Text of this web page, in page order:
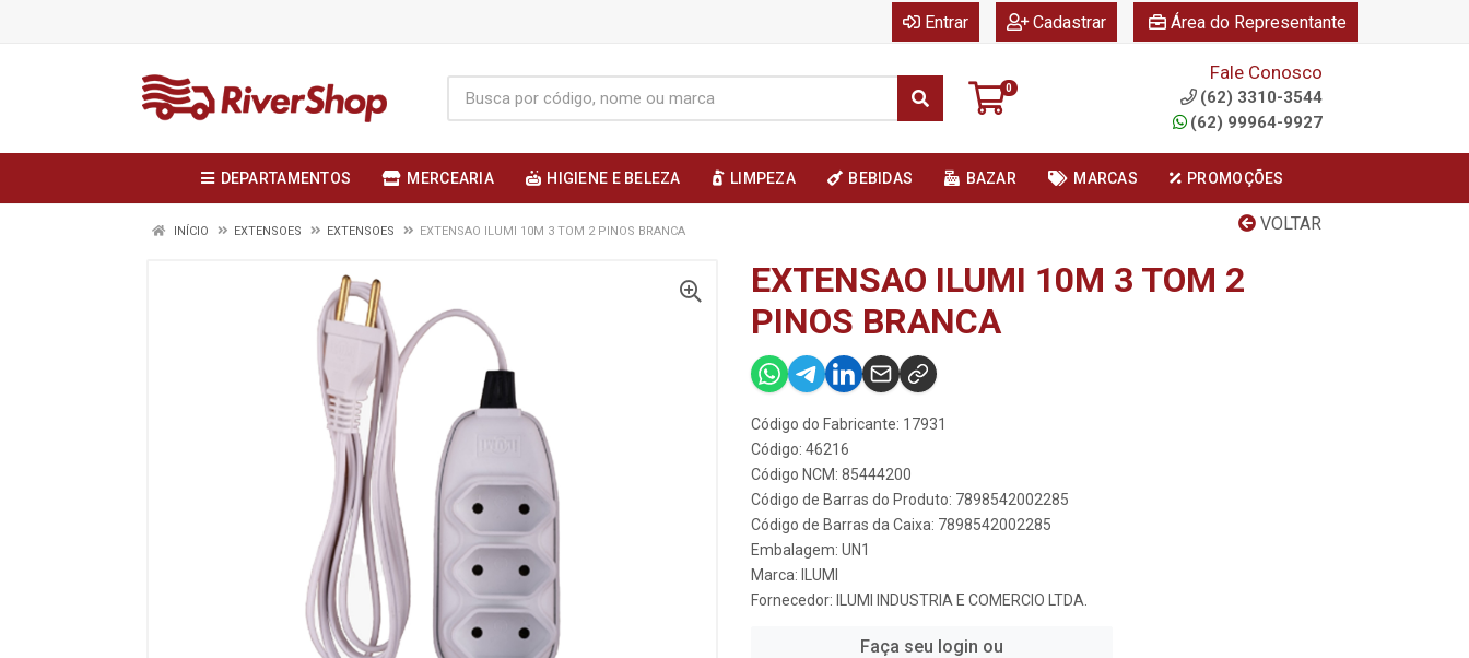
Entrar Cadastrar Área do Representante
0
Fale Conosco
(62) 3310-3544
(62) 99964-9927
DEPARTAMENTOS MERCEARIA HIGIENE E BELEZA LIMPEZA BEBIDAS BAZAR MARCAS PROMOÇÕES
VOLTAR
INÍCIO EXTENSOES EXTENSOES EXTENSAO ILUMI 10M 3 TOM 2 PINOS BRANCA
EXTENSAO ILUMI 10M 3 TOM 2
PINOS BRANCA
Código do Fabricante: 17931
Código: 46216
Código NCM: 85444200
Código de Barras do Produto: 7898542002285
Código de Barras da Caixa: 7898542002285
Embalagem: UN1
Marca:
ILUMI
Fornecedor:
ILUMI INDUSTRIA E COMERCIO LTDA.
Faça seu login ou